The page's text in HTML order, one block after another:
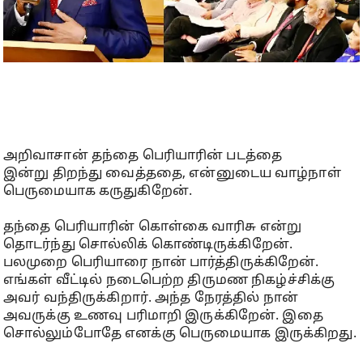
அறிவாசான் தந்தை பெரியாரின் படத்தை
இன்று திறந்து வைத்ததை, என்னுடைய வாழ்நாள்
பெருமையாக கருதுகிறேன்.
தந்தை பெரியாரின் கொள்கை வாரிசு என்று
தொடர்ந்து சொல்லிக் கொண்டிருக்கிறேன்.
பலமுறை பெரியாரை நான் பார்த்திருக்கிறேன்.
எங்கள் வீட்டில் நடைபெற்ற திருமண நிகழ்ச்சிக்கு
அவர் வந்திருக்கிறார். அந்த நேரத்தில் நான்
அவருக்கு உணவு பரிமாறி இருக்கிறேன். இதை
சொல்லும்போதே எனக்கு பெருமையாக இருக்கிறது.